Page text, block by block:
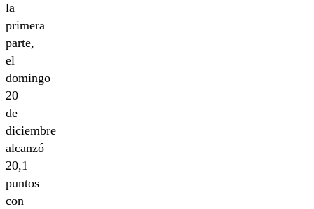
la
primera
parte,
el
domingo
20
de
diciembre
alcanzó
20,1
puntos
con